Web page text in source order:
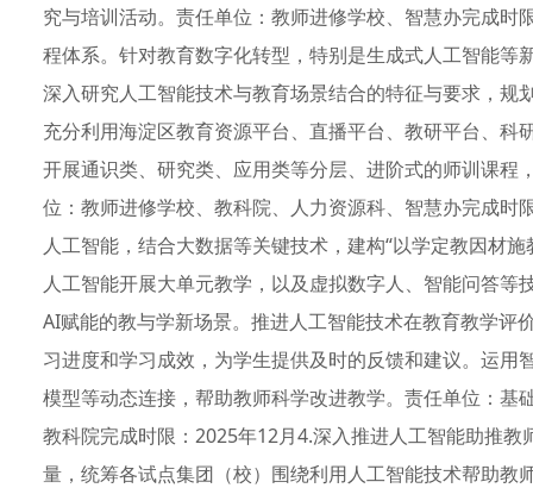
究与培训活动。责任单位：教师进修学校、智慧办完成
程体系。针对教育数字化转型，特别是生成式人工智能
深入研究人工智能技术与教育场景结合的特征与要求，
充分利用海淀区教育资源平台、直播平台、教研平台、
开展通识类、研究类、应用类等分层、进阶式的师训课
位：教师进修学校、教科院、人力资源科、智慧办完成
人工智能，结合大数据等关键技术，建构“以学定教因材
人工智能开展大单元教学，以及虚拟数字人、智能问答
AI赋能的教与学新场景。推进人工智能技术在教育教学
习进度和学习成效，为学生提供及时的反馈和建议。运
模型等动态连接，帮助教师科学改进教学。责任单位：
教科院完成时限：2025年12月4.深入推进人工智能助推
量，统筹各试点集团（校）围绕利用人工智能技术帮助